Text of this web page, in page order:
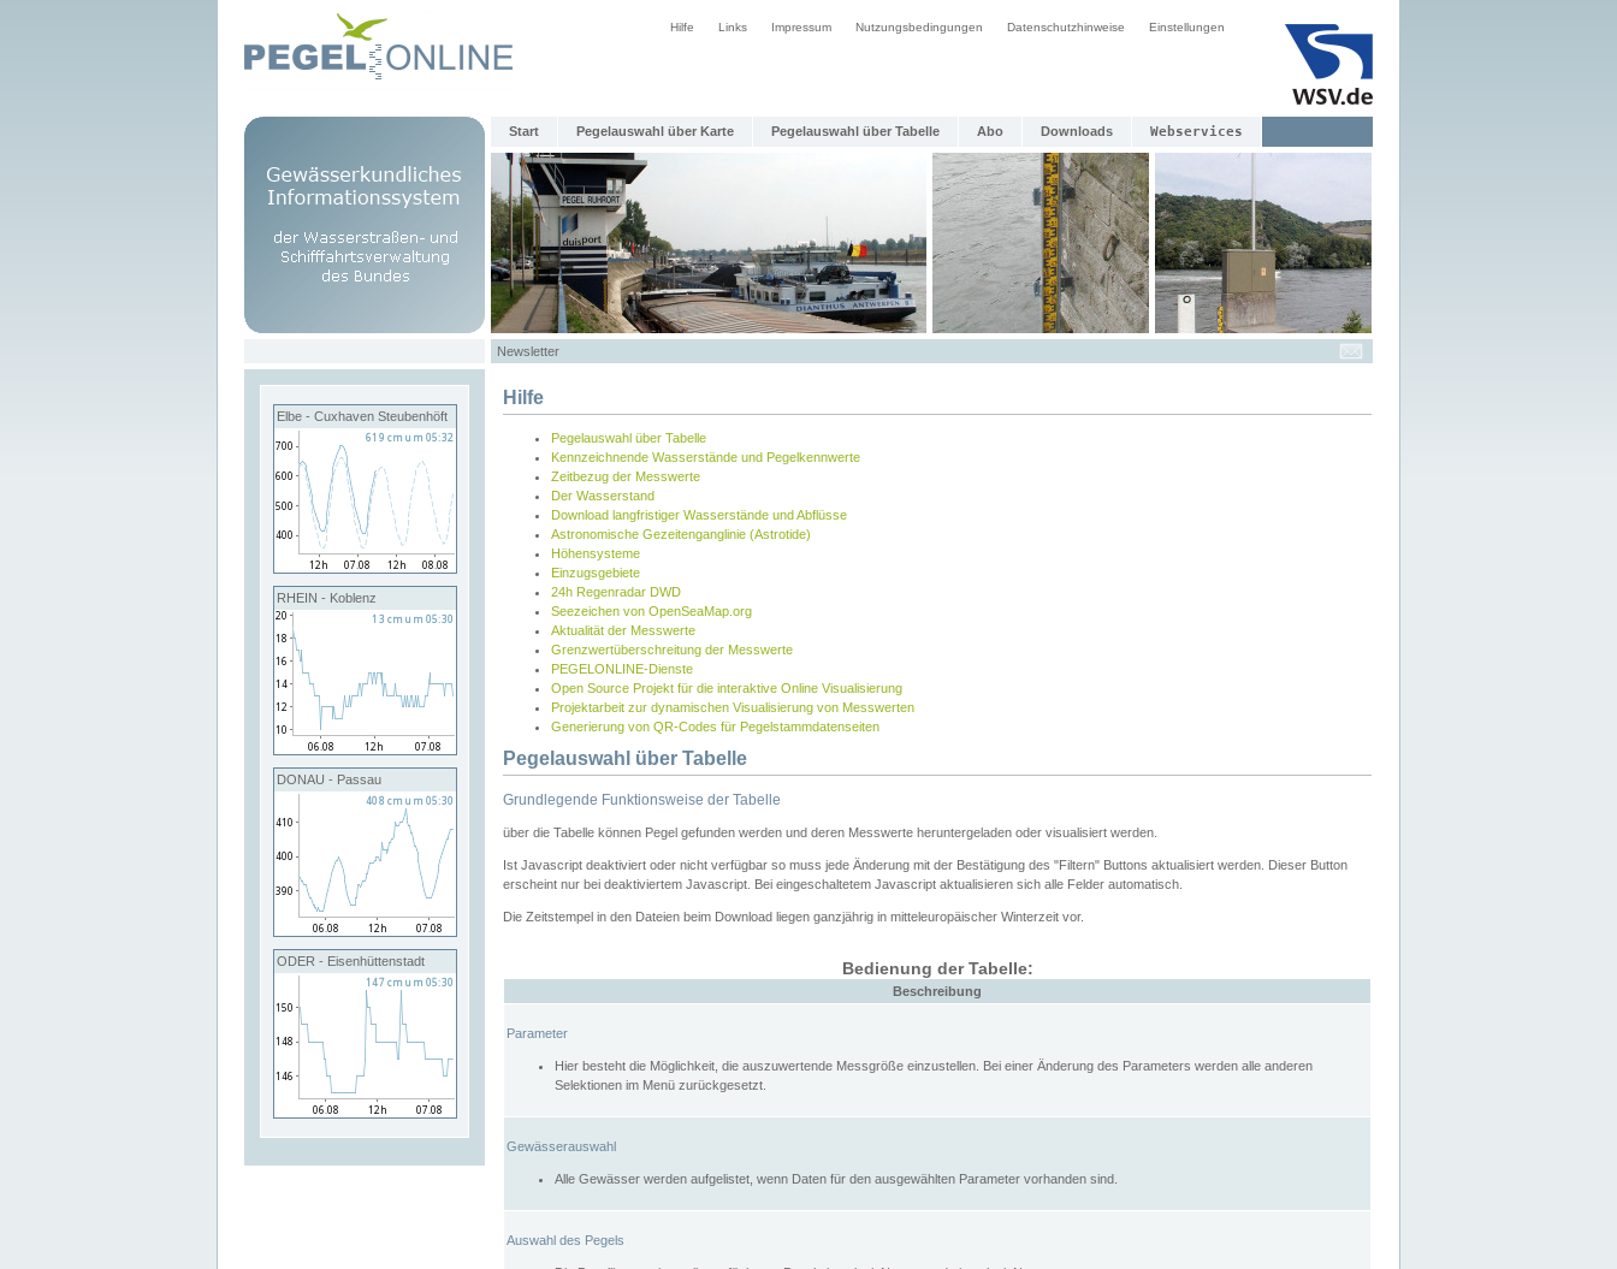
Hilfe Links Impressum Nutzungsbedingungen Datenschutzhinweise Einstellungen
Start Pegelauswahl über Karte Pegelauswahl über Tabelle Abo Downloads Webservices
Newsletter
Elbe - Cuxhaven Steubenhöft
RHEIN - Koblenz
DONAU - Passau
ODER - Eisenhüttenstadt
Hilfe
Pegelauswahl über Tabelle
Kennzeichnende Wasserstände und Pegelkennwerte
Zeitbezug der Messwerte
Der Wasserstand
Download langfristiger Wasserstände und Abflüsse
Astronomische Gezeitenganglinie (Astrotide)
Höhensysteme
Einzugsgebiete
24h Regenradar DWD
Seezeichen von OpenSeaMap.org
Aktualität der Messwerte
Grenzwertüberschreitung der Messwerte
PEGELONLINE-Dienste
Open Source Projekt für die interaktive Online Visualisierung
Projektarbeit zur dynamischen Visualisierung von Messwerten
Generierung von QR-Codes für Pegelstammdatenseiten
Pegelauswahl über Tabelle
Grundlegende Funktionsweise der Tabelle
über die Tabelle können Pegel gefunden werden und deren Messwerte heruntergeladen oder visualisiert werden.
Ist Javascript deaktiviert oder nicht verfügbar so muss jede Änderung mit der Bestätigung des "Filtern" Buttons aktualisiert werden. Dieser Button
erscheint nur bei deaktiviertem Javascript. Bei eingeschaltetem Javascript aktualisieren sich alle Felder automatisch.
Die Zeitstempel in den Dateien beim Download liegen ganzjährig in mitteleuropäischer Winterzeit vor.
Bedienung der Tabelle:
Beschreibung
Parameter
Hier besteht die Möglichkeit, die auszuwertende Messgröße einzustellen. Bei einer Änderung des Parameters werden alle anderen
Selektionen im Menü zurückgesetzt.
Gewässerauswahl
Alle Gewässer werden aufgelistet, wenn Daten für den ausgewählten Parameter vorhanden sind.
Auswahl des Pegels